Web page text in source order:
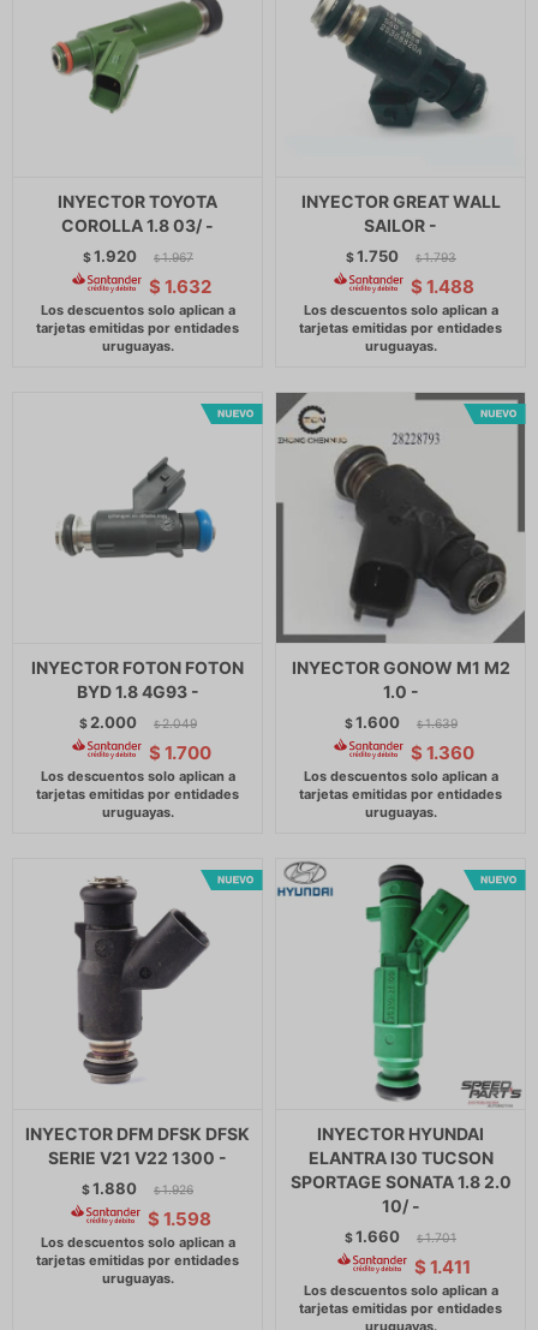
INYECTOR TOYOTA
COROLLA 1.8 03/ -
$1.920 $ 1.967
$ 1.632
INYECTOR GREAT WALL
SAILOR -
$1.750 $ 1.793
$ 1.488
INYECTOR FOTON FOTON
BYD 1.8 4G93 -
$ 2.000 $ 2.049
$ 1.700
INYECTOR GONOW M1 M2
1.0 -
$1.600 $ 1.639
$ 1.360
INYECTOR DFM DFSK DFSK
SERIE V21 V22 1300 -
$1.880 $ 1.926
$ 1.598
INYECTOR HYUNDAI
ELANTRA I30 TUCSON
SPORTAGE SONATA 1.8 2.0
10/ -
$1.660 $ 1.701
$ 1.411